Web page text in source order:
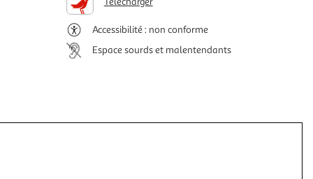
Accessibilité : non conforme
Espace sourds et malentendants